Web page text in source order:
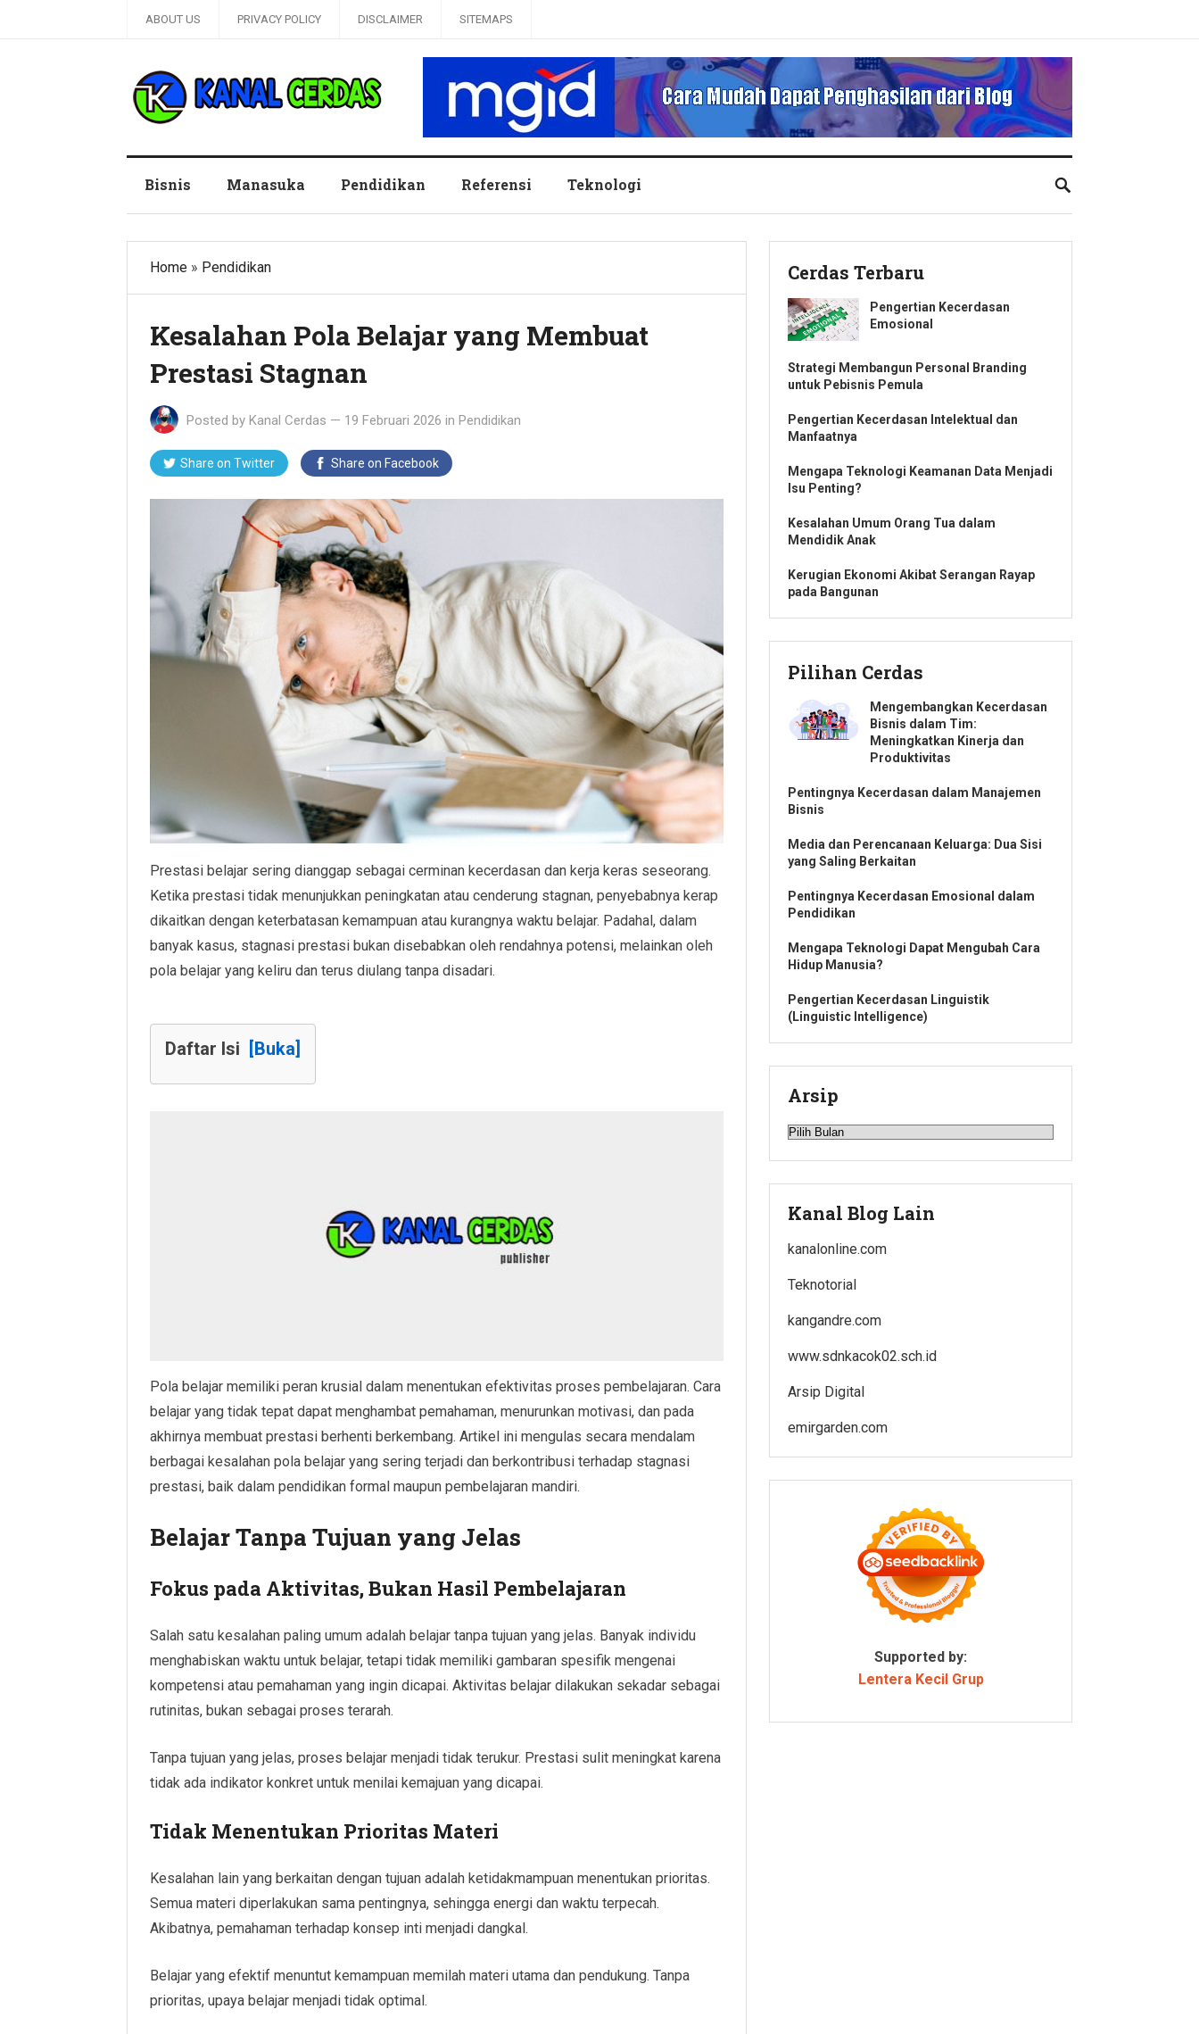
ABOUT US PRIVACY POLICY DISCLAIMER SITEMAPS
Bisnis Manasuka Pendidikan Referensi Teknologi
Home » Pendidikan
Kesalahan Pola Belajar yang Membuat
Prestasi Stagnan
Posted by Kanal Cerdas — 19 Februari 2026 in Pendidikan
Share on Twitter Share on Facebook
Prestasi belajar sering dianggap sebagai cerminan kecerdasan dan kerja keras seseorang.
Ketika prestasi tidak menunjukkan peningkatan atau cenderung stagnan, penyebabnya kerap
dikaitkan dengan keterbatasan kemampuan atau kurangnya waktu belajar. Padahal, dalam
banyak kasus, stagnasi prestasi bukan disebabkan oleh rendahnya potensi, melainkan oleh
pola belajar yang keliru dan terus diulang tanpa disadari.
Daftar Isi [Buka]
Pola belajar memiliki peran krusial dalam menentukan efektivitas proses pembelajaran. Cara
belajar yang tidak tepat dapat menghambat pemahaman, menurunkan motivasi, dan pada
akhirnya membuat prestasi berhenti berkembang. Artikel ini mengulas secara mendalam
berbagai kesalahan pola belajar yang sering terjadi dan berkontribusi terhadap stagnasi
prestasi, baik dalam pendidikan formal maupun pembelajaran mandiri.
Belajar Tanpa Tujuan yang Jelas
Fokus pada Aktivitas, Bukan Hasil Pembelajaran
Salah satu kesalahan paling umum adalah belajar tanpa tujuan yang jelas. Banyak individu
menghabiskan waktu untuk belajar, tetapi tidak memiliki gambaran spesifik mengenai
kompetensi atau pemahaman yang ingin dicapai. Aktivitas belajar dilakukan sekadar sebagai
rutinitas, bukan sebagai proses terarah.
Tanpa tujuan yang jelas, proses belajar menjadi tidak terukur. Prestasi sulit meningkat karena
tidak ada indikator konkret untuk menilai kemajuan yang dicapai.
Tidak Menentukan Prioritas Materi
Kesalahan lain yang berkaitan dengan tujuan adalah ketidakmampuan menentukan prioritas.
Semua materi diperlakukan sama pentingnya, sehingga energi dan waktu terpecah.
Akibatnya, pemahaman terhadap konsep inti menjadi dangkal.
Belajar yang efektif menuntut kemampuan memilah materi utama dan pendukung. Tanpa
prioritas, upaya belajar menjadi tidak optimal.
Cerdas Terbaru
Pengertian Kecerdasan
Emosional
Strategi Membangun Personal Branding
untuk Pebisnis Pemula
Pengertian Kecerdasan Intelektual dan
Manfaatnya
Mengapa Teknologi Keamanan Data Menjadi
Isu Penting?
Kesalahan Umum Orang Tua dalam
Mendidik Anak
Kerugian Ekonomi Akibat Serangan Rayap
pada Bangunan
Pilihan Cerdas
Mengembangkan Kecerdasan
Bisnis dalam Tim:
Meningkatkan Kinerja dan
Produktivitas
Pentingnya Kecerdasan dalam Manajemen
Bisnis
Media dan Perencanaan Keluarga: Dua Sisi
yang Saling Berkaitan
Pentingnya Kecerdasan Emosional dalam
Pendidikan
Mengapa Teknologi Dapat Mengubah Cara
Hidup Manusia?
Pengertian Kecerdasan Linguistik
(Linguistic Intelligence)
Arsip
Arsip
Kanal Blog Lain
kanalonline.com
Teknotorial
kangandre.com
www.sdnkacok02.sch.id
Arsip Digital
emirgarden.com
Supported by:
Lentera Kecil Grup